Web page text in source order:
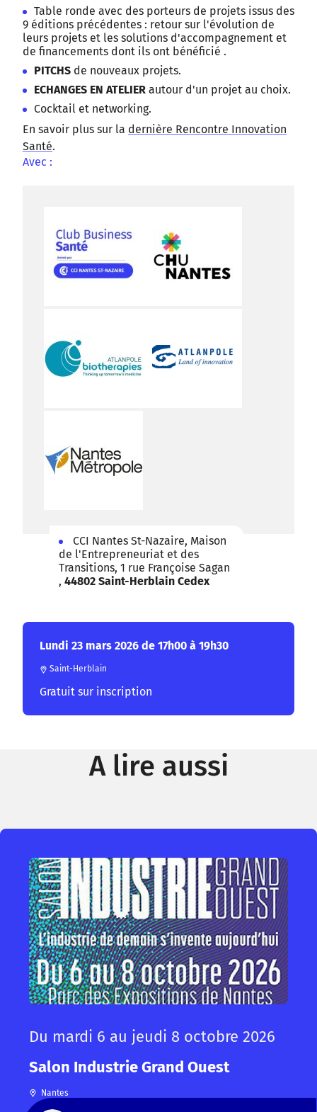
Table ronde avec des porteurs de projets issus des
9 éditions précédentes : retour sur l'évolution de
leurs projets et les solutions d'accompagnement et
de financements dont ils ont bénéficié .
PITCHS de nouveaux projets.
ECHANGES EN ATELIER autour d'un projet au choix.
Cocktail et networking.
En savoir plus sur la dernière Rencontre Innovation
Santé.
Avec :
CCI Nantes St-Nazaire, Maison
de l'Entrepreneuriat et des
Transitions, 1 rue Françoise Sagan
,44802 Saint-Herblain Cedex
Lundi 23 mars 2026 de 17h00 à 19h30
Saint-Herblain
Gratuit sur inscription
A lire aussi
Du mardi 6 au jeudi 8 octobre 2026
Salon Industrie Grand Ouest
Nantes